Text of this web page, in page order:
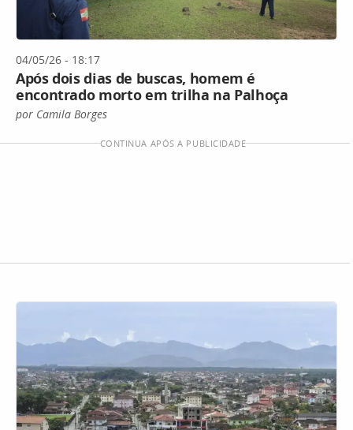
04/05/26 - 18:17
Após dois dias de buscas, homem é
encontrado morto em trilha na Palhoça
por Camila Borges
CONTINUA APÓS A PUBLICIDADE